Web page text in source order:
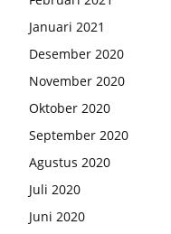
Januari 2021
Desember 2020
November 2020
Oktober 2020
September 2020
Agustus 2020
Juli 2020
Juni 2020